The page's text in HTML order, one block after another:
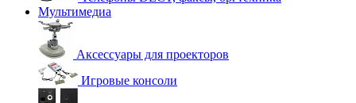
Мультимедиа
Аксессуары для проекторов
Игровые консоли